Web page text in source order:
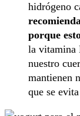
hidrógeno
porque
la vitamina
nuestro
mantienen
que se